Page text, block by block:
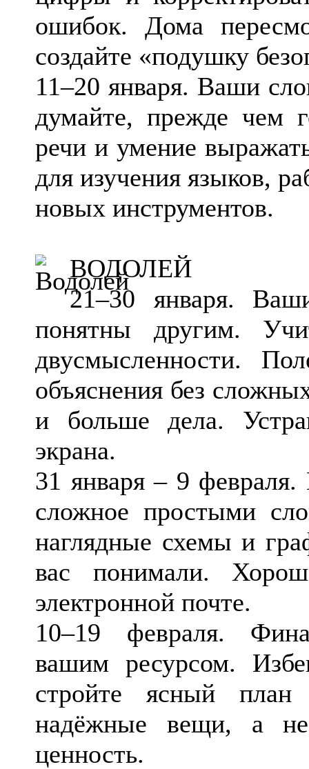
ошибок. Дома
создайте «подушку
11–20 января. Ваши
думайте, прежде чем
речи и умение
для изучения языков,
новых инструментов.
ВОДОЛЕЙ
21–30 января.
понятны другим.
двусмысленности.
объяснения без
и больше дела.
экрана.
31 января – 9 февраля.
сложное простыми
наглядные схемы и
вас понимали.
электронной почте.
10–19 февраля.
вашим ресурсом.
стройте ясный план
надёжные вещи, а
ценность.